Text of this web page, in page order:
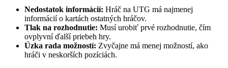
Nedostatok informácií: Hráč na UTG má najmenej
informácií o kartách ostatných hráčov.
Tlak na rozhodnutie: Musí urobiť prvé rozhodnutie, čím
ovplyvní ďalší priebeh hry.
Úzka rada možností: Zvyčajne má menej možností, ako
hráči v neskorších pozíciách.